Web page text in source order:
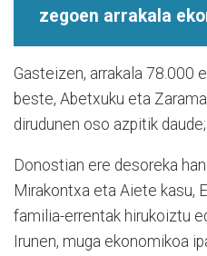
zegoen arrakala
Gasteizen, arrakala 78.000
beste, Abetxuku eta
dirudunen oso azpitik
Donostian ere desoreka
Mirakontxa eta Aiete kasu,
familia-errentak hirukoiztu
Irunen, muga ekonomikoa